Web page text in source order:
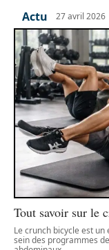
Actu 27 avril 2026
Tout savoir sur le
Le crunch bicycle est
sein des programmes